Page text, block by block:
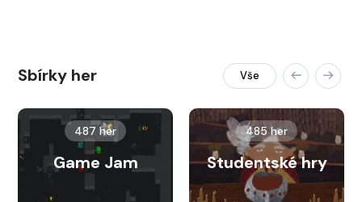
Sbírky her Vše
487 her
Game Jam
485 her
Studentské hry